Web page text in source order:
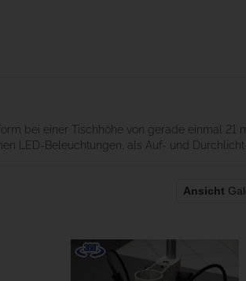
bei einer Tischhöhe von gerade einmal
LED-Beleuchtungen, als Auf- und
Ansicht